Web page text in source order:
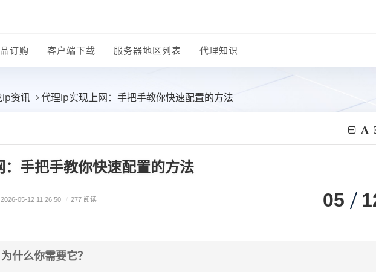
订购 客户端下载 服务器地区列表 代理知识
ip资讯 代理ip实现上网：手把手教你快速配置的方法
手把手教你快速配置的方法
2026-05-12 11:26:50 / 277 阅读 05
什么你需要它？